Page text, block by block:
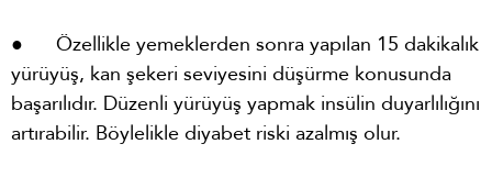
● Özellikle yemeklerden sonra yapılan 15 dakikalık
yürüyüş, kan şekeri seviyesini düşürme konusunda
başarılıdır. Düzenli yürüyüş yapmak insülin duyarlılığını
artırabilir. Böylelikle diyabet riski azalmış olur.